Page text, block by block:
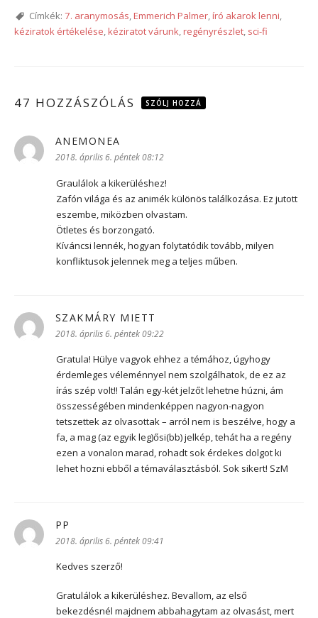
Címkék: 7. aranymosás,Emmerich Palmer,író akarok lenni,
kéziratok értékelése,kéziratot várunk,regényrészlet, sci-fi
47 HOZZÁSZÓLÁS SZÓLJ HOZZÁ
ANEMONEA
2018. április 6. péntek 08:12
Graulálok a kikerüléshez!
Zafón világa és az animék különös találkozása. Ez jutott
eszembe, miközben olvastam.
Ötletes és borzongató.
Kíváncsi lennék, hogyan folytatódik tovább, milyen
konfliktusok jelennek meg a teljes műben.
SZAKMÁRY MIETT
2018. április 6. péntek 09:22
Gratula! Hülye vagyok ehhez a témához, úgyhogy
érdemleges véleménnyel nem szolgálhatok, de ez az
írás szép volt!! Talán egy-két jelzőt lehetne húzni, ám
összességében mindenképpen nagyon-nagyon
tetszettek az olvasottak – arról nem is beszélve, hogy a
fa, a mag (az egyik leg)ősi(bb) jelkép, tehát ha a regény
ezen a vonalon marad, rohadt sok érdekes dolgot ki
lehet hozni ebből a témaválasztásból. Sok sikert! SzM
PP
2018. április 6. péntek 09:41
Kedves szerző!
Gratulálok a kikerüléshez. Bevallom, az első
bekezdésnél majdnem abbahagytam az olvasást, mert